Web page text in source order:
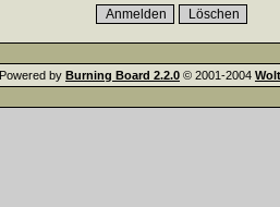
Powered by Burning Board 2.2.0 © 2001-2004